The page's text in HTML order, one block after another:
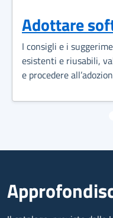
Adottare
I consigli e i
esistenti e riusabili,
e procedere